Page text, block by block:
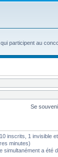
participent au
Se
inscrits, 1 invisible
minutes)
simultanément a été